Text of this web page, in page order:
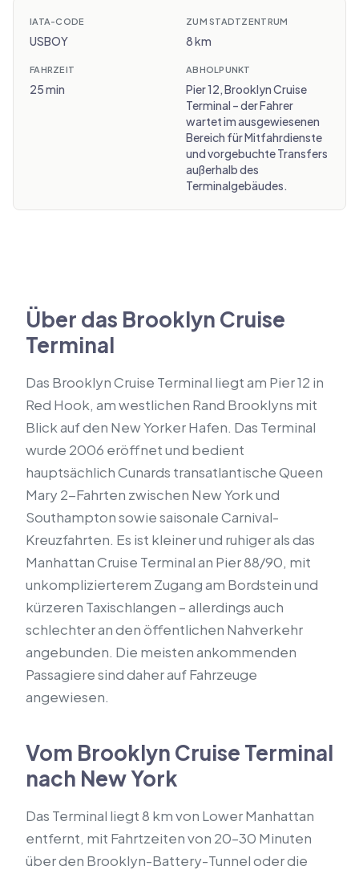
IATA-CODE
USBOY
ZUM STADTZENTRUM
8 km
FAHRZEIT
25 min
ABHOLPUNKT
Pier 12, Brooklyn Cruise
Terminal – der Fahrer
wartet im ausgewiesenen
Bereich für Mitfahrdienste
und vorgebuchte Transfers
außerhalb des
Terminalgebäudes.
Über das Brooklyn Cruise
Terminal
Das Brooklyn Cruise Terminal liegt am Pier 12 in
Red Hook, am westlichen Rand Brooklyns mit
Blick auf den New Yorker Hafen. Das Terminal
wurde 2006 eröffnet und bedient
hauptsächlich Cunards transatlantische Queen
Mary 2-Fahrten zwischen New York und
Southampton sowie saisonale Carnival-
Kreuzfahrten. Es ist kleiner und ruhiger als das
Manhattan Cruise Terminal an Pier 88/90, mit
unkomplizierterem Zugang am Bordstein und
kürzeren Taxischlangen – allerdings auch
schlechter an den öffentlichen Nahverkehr
angebunden. Die meisten ankommenden
Passagiere sind daher auf Fahrzeuge
angewiesen.
Vom Brooklyn Cruise Terminal
nach New York
Das Terminal liegt 8 km von Lower Manhattan
entfernt, mit Fahrtzeiten von 20–30 Minuten
über den Brooklyn-Battery-Tunnel oder die